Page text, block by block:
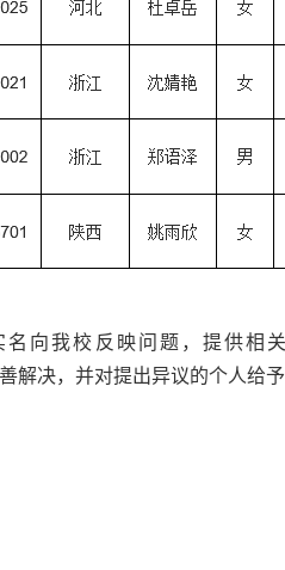
向我校反映问题，提供相
解决，并对提出异议的个人给